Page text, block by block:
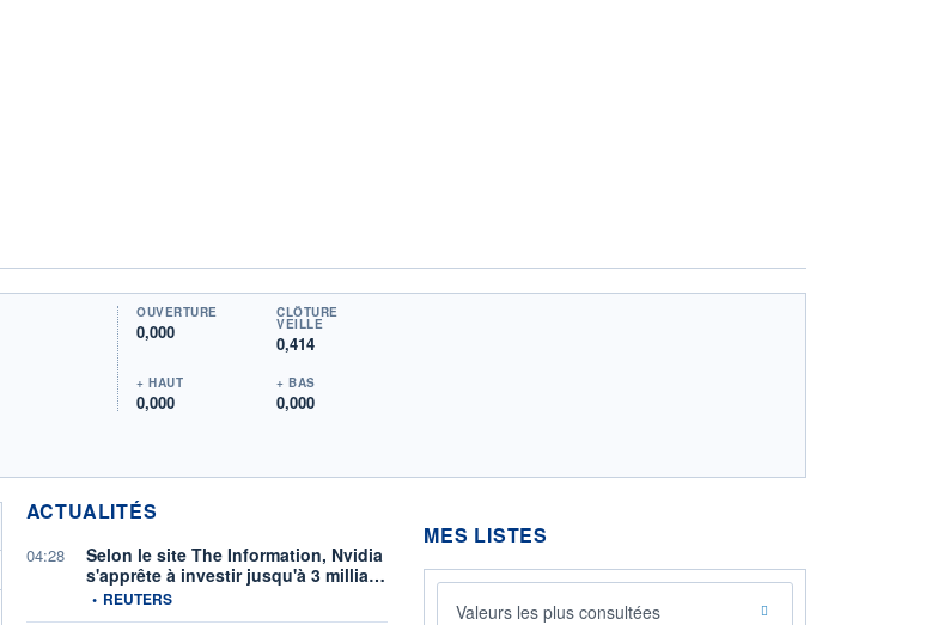
OUVERTURE
0,000
CLÔTURE
VEILLE
0,414
+ HAUT
0,000
+ BAS
0,000
ACTUALITÉS
04:28
Selon le site The Information, Nvidia
s'apprête à investir jusqu'à 3 millia…
information fournie par
• REUTERS
MES LISTES
Valeurs les plus consultées